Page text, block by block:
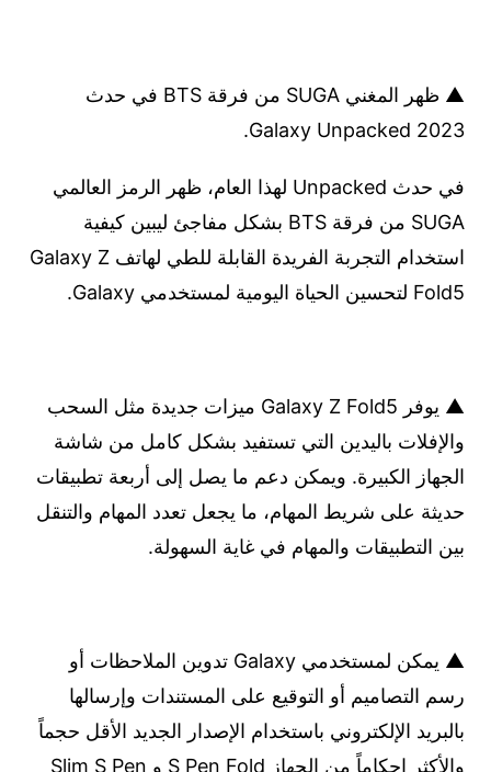
▲ ظهر المغني SUGA من فرقة BTS في حدث
Galaxy Unpacked 2023.
في حدث Unpacked لهذا العام، ظهر الرمز العالمي
SUGA من فرقة BTS بشكل مفاجئ ليبين كيفية
استخدام التجربة الفريدة القابلة للطي لهاتف Galaxy Z
Fold5 لتحسين الحياة اليومية لمستخدمي Galaxy.
▲ يوفر Galaxy Z Fold5 ميزات جديدة مثل السحب
والإفلات باليدين التي تستفيد بشكل كامل من شاشة
الجهاز الكبيرة. ويمكن دعم ما يصل إلى أربعة تطبيقات
حديثة على شريط المهام، ما يجعل تعدد المهام والتنقل
بين التطبيقات والمهام في غاية السهولة.
▲ يمكن لمستخدمي Galaxy تدوين الملاحظات أو
رسم التصاميم أو التوقيع على المستندات وإرسالها
بالبريد الإلكتروني باستخدام الإصدار الجديد الأقل حجماً
والأكثر إحكاماً من الجهاز S Pen Fold و Slim S Pen